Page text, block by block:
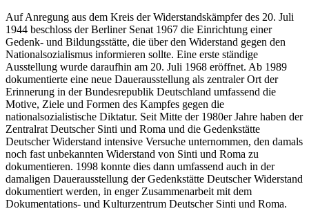
Auf Anregung aus dem Kreis der Widerstandskämpfer des 20. Juli
1944 beschloss der Berliner Senat 1967 die Einrichtung einer
Gedenk- und Bildungsstätte, die über den Widerstand gegen den
Nationalsozialismus informieren sollte. Eine erste ständige
Ausstellung wurde daraufhin am 20. Juli 1968 eröffnet. Ab 1989
dokumentierte eine neue Dauerausstellung als zentraler Ort der
Erinnerung in der Bundesrepublik Deutschland umfassend die
Motive, Ziele und Formen des Kampfes gegen die
nationalsozialistische Diktatur. Seit Mitte der 1980er Jahre haben der
Zentralrat Deutscher Sinti und Roma und die Gedenkstätte
Deutscher Widerstand intensive Versuche unternommen, den damals
noch fast unbekannten Widerstand von Sinti und Roma zu
dokumentieren. 1998 konnte dies dann umfassend auch in der
damaligen Dauerausstellung der Gedenkstätte Deutscher Widerstand
dokumentiert werden, in enger Zusammenarbeit mit dem
Dokumentations- und Kulturzentrum Deutscher Sinti und Roma.